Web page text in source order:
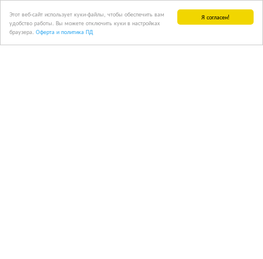
Я согласен!
Этот веб-сайт использует куки-файлы, чтобы обеспечить вам
удобство работы. Вы можете отключить куки в настройках
браузера. Оферта и политика ПД